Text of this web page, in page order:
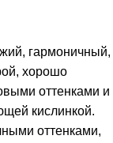
гармоничный,
хорошо
оттенками и
кислинкой.
оттенками,